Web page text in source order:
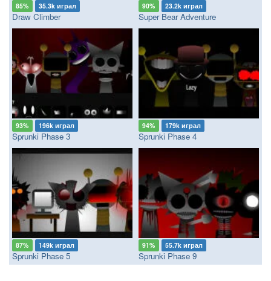
85% 35.3k играл
Draw Climber
90% 23.2k играл
Super Bear Adventure
93% 196k играл
Sprunki Phase 3
94% 179k играл
Sprunki Phase 4
87% 149k играл
Sprunki Phase 5
91% 55.7k играл
Sprunki Phase 9